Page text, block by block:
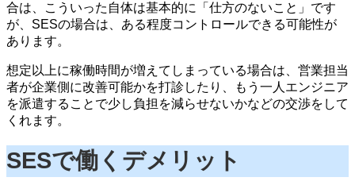
合は、こういった自体は基本的に「仕方のないこと」です
が、SESの場合は、ある程度コントロールできる可能性が
あります。
想定以上に稼働時間が増えてしまっている場合は、営業担当
者が企業側に改善可能かを打診したり、もう一人エンジニア
を派遣することで少し負担を減らせないかなどの交渉をして
くれます。
SESで働くデメリット